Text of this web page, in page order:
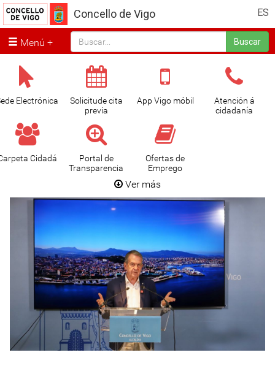
ES
Concello de Vigo
Menú Buscar
Electrónica
Solicitude cita
previa
App Vigo móbil
Atención á
cidadanía
Cidadá
Portal de
Transparencia
Ofertas de
Emprego
Ver más